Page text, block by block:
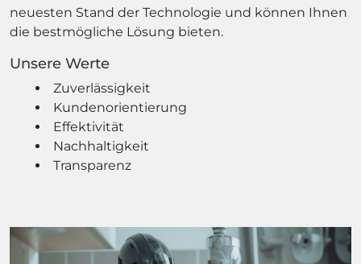
neuesten Stand der Technologie und können Ihnen
die bestmögliche Lösung bieten.
Unsere Werte
Zuverlässigkeit
Kundenorientierung
Effektivität
Nachhaltigkeit
Transparenz